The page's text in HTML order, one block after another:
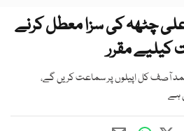
علی چٹھہ کی سزا معطل کرنے
مقرر
آصف کل اپیلوں پر سماعت کریں گے،
ہے